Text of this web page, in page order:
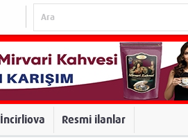
İncirliova Resmi ilanlar